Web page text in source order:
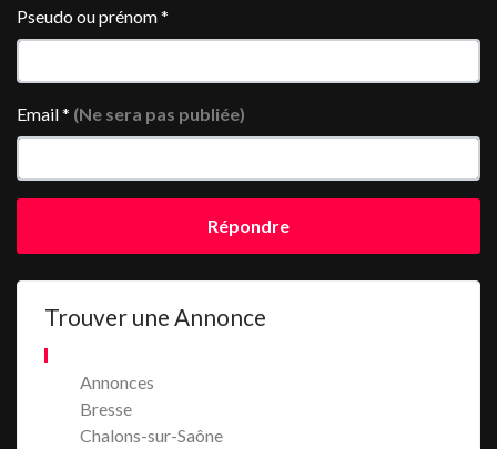
Pseudo ou prénom*
Email* (Ne sera pas publiée)
Répondre
Trouver une Annonce
Annonces
Bresse
Chalons-sur-Saône